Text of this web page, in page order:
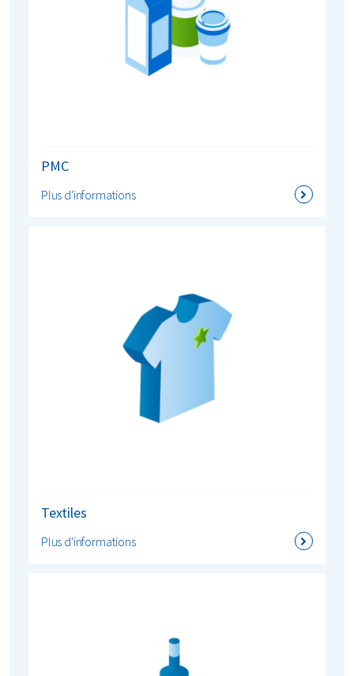
PMC
Plus d'informations
Textiles
Plus d'informations